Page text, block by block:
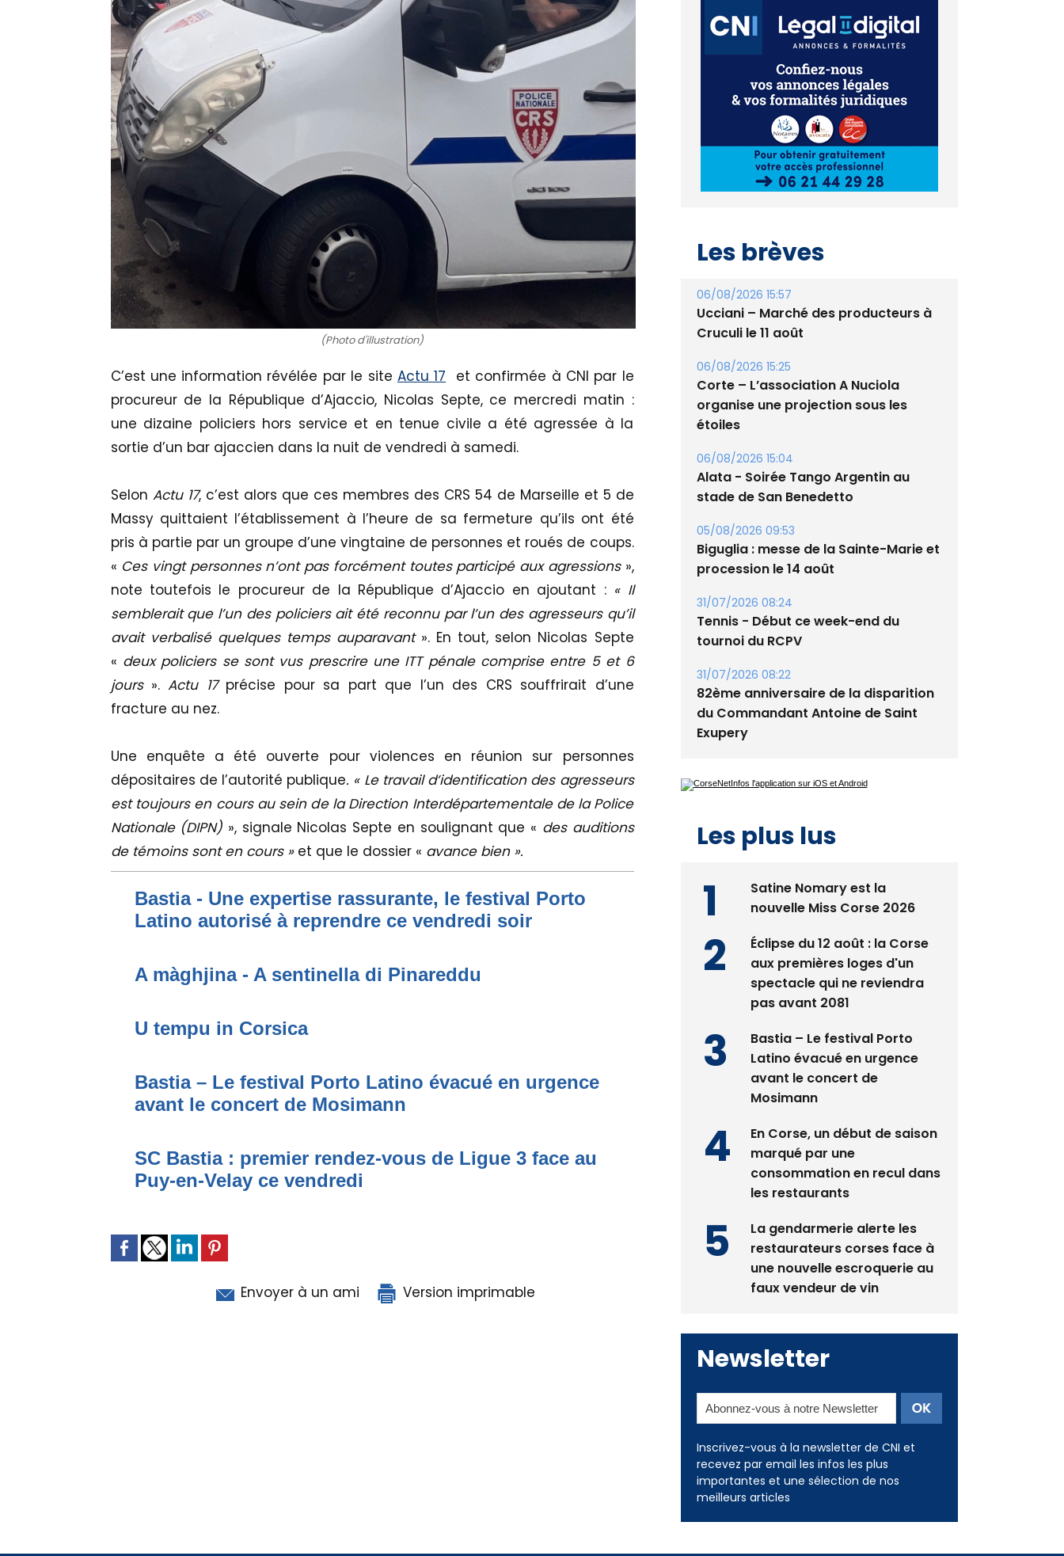
(Photo d'illustration)
C’est une information révélée par le site Actu 17
et confirmée à CNI par le
procureur de la République d’Ajaccio, Nicolas Septe, ce mercredi matin :
une dizaine policiers hors service et en tenue civile a été agressée à la
sortie d’un bar ajaccien dans la nuit de vendredi à samedi.
Selon Actu 17, c’est alors que ces membres des CRS 54 de Marseille et 5 de
Massy quittaient l’établissement à l’heure de sa fermeture qu’ils ont été
pris à partie par un groupe d’une vingtaine de personnes et roués de coups.
« Ces vingt personnes n’ont pas forcément toutes participé aux agressions»,
note toutefois le procureur de la République d’Ajaccio en ajoutant : « Il
semblerait que l’un des policiers ait été reconnu par l’un des agresseurs qu’il
avait verbalisé quelques temps auparavant». En tout, selon Nicolas Septe
« deux policiers se sont vus prescrire une ITT pénale comprise entre 5 et 6
jours».Actu 17précise pour sa part que l’un des CRS souffrirait d’une
fracture au nez.
Une enquête a été ouverte pour violences en réunion sur personnes
dépositaires de l’autorité publique. « Le travail d’identification des agresseurs
est toujours en cours au sein de la Direction Interdépartementale de la Police
Nationale (DIPN) », signale Nicolas Septe en soulignant que « des auditions
de témoins sont en cours »et que le dossier « avance bien ».
Bastia - Une expertise rassurante, le festival Porto
Latino autorisé à reprendre ce vendredi soir
A màghjina - A sentinella di Pinareddu
U tempu in Corsica
Bastia – Le festival Porto Latino évacué en urgence
avant le concert de Mosimann
SC Bastia : premier rendez-vous de Ligue 3 face au
Puy-en-Velay ce vendredi
Envoyer à un ami Version imprimable
06/08/2026 15:57
Cruculi le 11 août
06/08/2026 15:25
organise une projection sous les
étoiles
06/08/2026 15:04
stade de San Benedetto
05/08/2026 09:53
procession le 14 août
31/07/2026 08:24
tournoi du RCPV
31/07/2026 08:22
du Commandant Antoine de Saint
Exupery
Éclipse du 12 août : la Corse
spectacle qui ne reviendra
pas avant 2081
Bastia – Le festival Porto
avant le concert de
Mosimann
En Corse, un début de saison
consommation en recul dans
les restaurants
La gendarmerie alerte les
une nouvelle escroquerie au
faux vendeur de vin
Inscrivez-vous à la newsletter de CNI et
recevez par email les infos les plus
importantes et une sélection de nos
meilleurs articles
Régie publicitaire Mentions légales Nous contacter